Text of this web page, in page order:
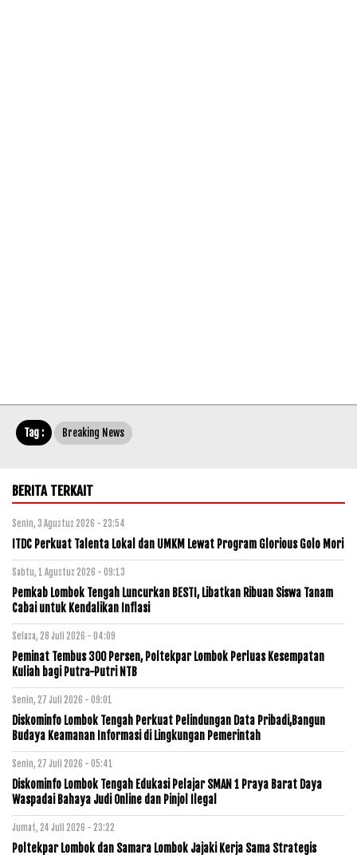
Tag : Breaking News
BERITA TERKAIT
Senin, 3 Agustus 2026 - 23:54
ITDC Perkuat Talenta Lokal dan UMKM Lewat Program Glorious Golo Mori
Sabtu, 1 Agustus 2026 - 09:13
Pemkab Lombok Tengah Luncurkan BESTI, Libatkan Ribuan Siswa Tanam
Cabai untuk Kendalikan Inflasi
Selasa, 28 Juli 2026 - 04:09
Peminat Tembus 300 Persen, Poltekpar Lombok Perluas Kesempatan
Kuliah bagi Putra-Putri NTB
Senin, 27 Juli 2026 - 09:01
Diskominfo Lombok Tengah Perkuat Pelindungan Data Pribadi,Bangun
Budaya Keamanan Informasi di Lingkungan Pemerintah
Senin, 27 Juli 2026 - 05:41
Diskominfo Lombok Tengah Edukasi Pelajar SMAN 1 Praya Barat Daya
Waspadai Bahaya Judi Online dan Pinjol Ilegal
Jumat, 24 Juli 2026 - 23:22
Poltekpar Lombok dan Samara Lombok Jajaki Kerja Sama Strategis